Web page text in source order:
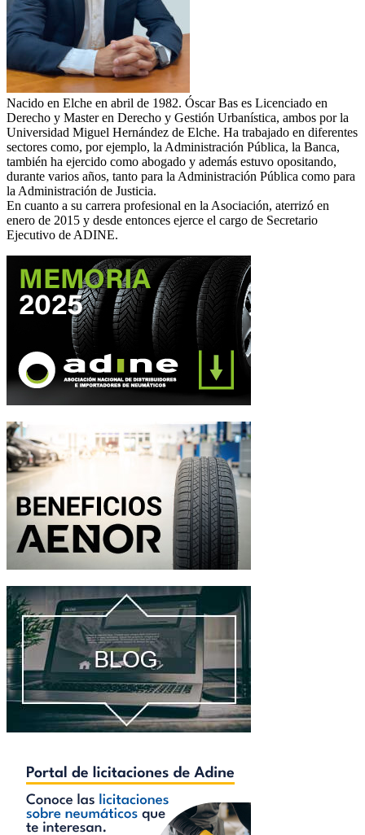
Nacido en Elche en abril de 1982. Óscar Bas es Licenciado en
Derecho y Master en Derecho y Gestión Urbanística, ambos por la
Universidad Miguel Hernández de Elche. Ha trabajado en diferentes
sectores como, por ejemplo, la Administración Pública, la Banca,
también ha ejercido como abogado y además estuvo opositando,
durante varios años, tanto para la Administración Pública como para
la Administración de Justicia.
En cuanto a su carrera profesional en la Asociación, aterrizó en
enero de 2015 y desde entonces ejerce el cargo de Secretario
Ejecutivo de ADINE.